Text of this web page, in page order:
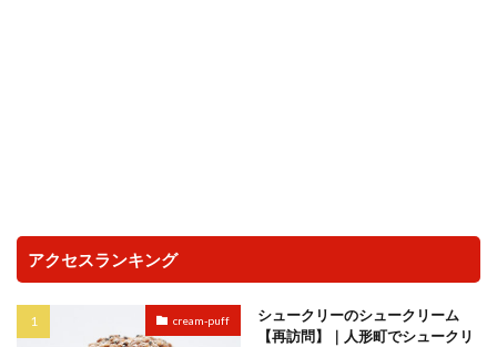
アクセスランキング
cream-puff
シュークリーのシュークリーム
【再訪問】｜人形町でシュークリ